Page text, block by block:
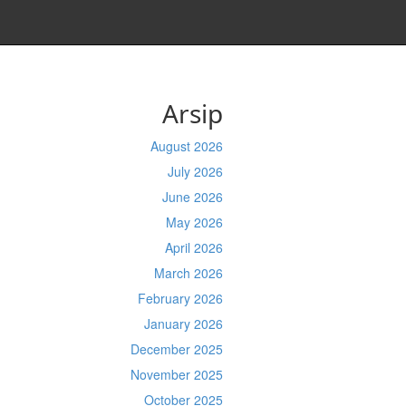
Arsip
August 2026
July 2026
June 2026
May 2026
April 2026
March 2026
February 2026
January 2026
December 2025
November 2025
October 2025